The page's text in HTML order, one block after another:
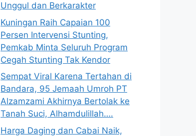
Unggul dan Berkarakter
Kuningan Raih Capaian 100
Persen Intervensi Stunting,
Pemkab Minta Seluruh Program
Cegah Stunting Tak Kendor
Sempat Viral Karena Tertahan di
Bandara, 95 Jemaah Umroh PT
Alzamzami Akhirnya Bertolak ke
Tanah Suci, Alhamdulillah….
Harga Daging dan Cabai Naik,